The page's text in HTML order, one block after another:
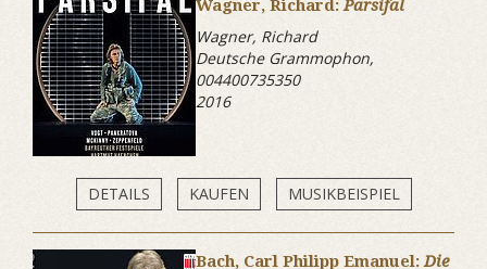
Wagner, Richard:Parsifal
Wagner, Richard
Deutsche Grammophon,
004400735350
2016
DETAILS KAUFEN MUSIKBEISPIEL
Bach, Carl Philipp Emanuel:Die